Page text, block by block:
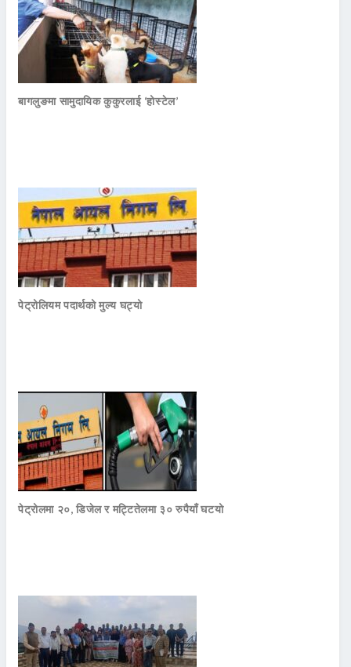
बागलुङमा सामुदायिक कुकुरलाई ‘होस्टेल’
पेट्रोलियम पदार्थको मुल्य घट्यो
पेट्रोलमा २०, डिजेल र मट्टितेलमा ३० रुपैयाँ घटयो